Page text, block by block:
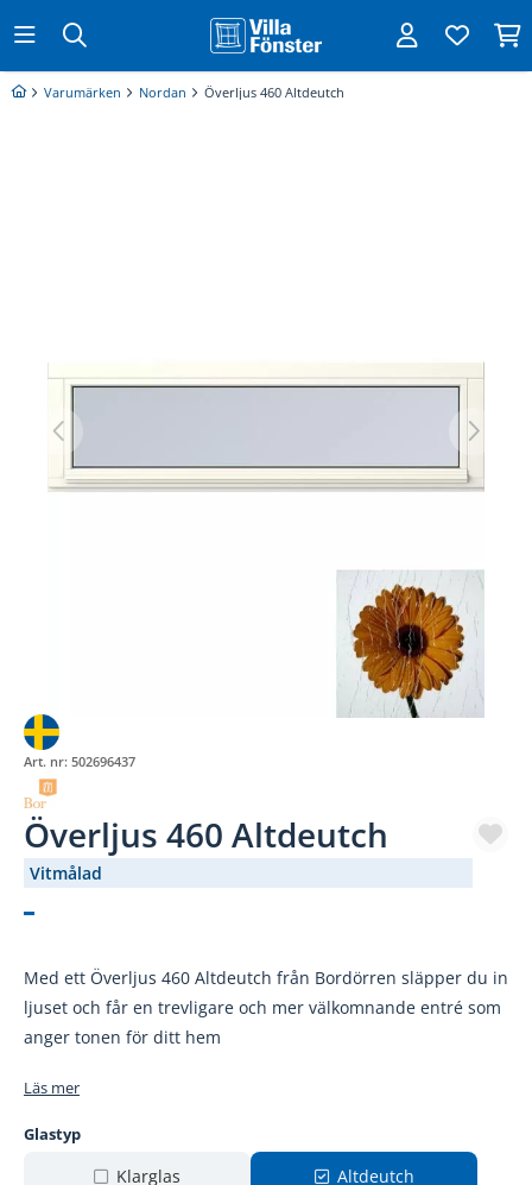
Varumärken Nordan Överljus 460 Altdeutch
Art. nr: 502696437
Överljus 460 Altdeutch
Vitmålad
Med ett Överljus 460 Altdeutch från Bordörren släpper du in
ljuset och får en trevligare och mer välkomnande entré som
anger tonen för ditt hem
Läs mer
Glastyp
Klarglas Altdeutch